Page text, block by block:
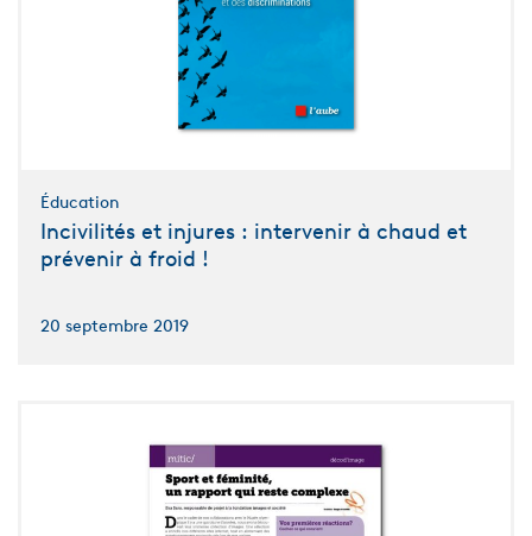
Éducation
Incivilités et injures : intervenir à chaud et
prévenir à froid !
20 septembre 2019